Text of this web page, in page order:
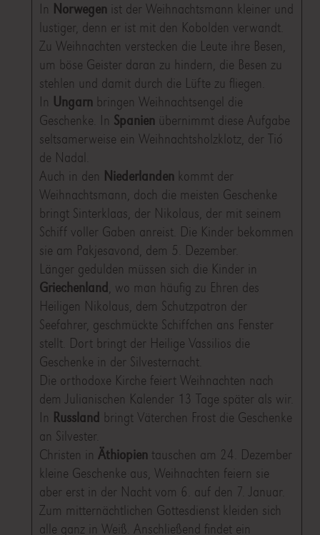
In Norwegen ist der Weihnachtsmann kleiner und
lustiger, denn er ist mit den Kobolden verwandt.
Zu Weihnachten verstecken die Leute ihre Besen,
um böse Geister daran zu hindern, die Besen zu
stehlen und damit durch die Lüfte zu fliegen.
In Ungarn bringen Weihnachtsengel die
Geschenke. In Spanien übernimmt diese Aufgabe
seltsamerweise ein Weihnachtsholzklotz, der Tió
de Nadal.
Auch in den Niederlanden kommt der
Weihnachtsmann, doch die meisten Geschenke
bringt Sinterklaas, der Nikolaus, der mit seinem
Schiff voller Gaben anreist. Die Kinder bekommen
sie am Pakjesavond, dem 5. Dezember.
Länger gedulden müssen sich die Kinder in
Griechenland , wo man häufig zu Ehren des
Heiligen Nikolaus, dem Schutzpatron der
Seefahrer, geschmückte Schiffchen ans Fenster
stellt. Dort bringt der Heilige Vassilios die
Geschenke in der Silvesternacht.
Die orthodoxe Kirche feiert Weihnachten nach
dem Julianischen Kalender 13 Tage später als wir.
In Russland bringt Väterchen Frost die Geschenke
an Silvester.
Christen in Äthiopien tauschen am 24. Dezember
kleine Geschenke aus, Weihnachten feiern sie
aber erst in der Nacht vom 6. auf den 7. Januar.
Zum mitternächtlichen Gottesdienst kleiden sich
alle ganz in Weiß. Anschließend findet ein